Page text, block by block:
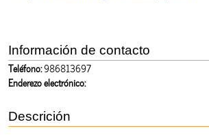
Información de contacto
Teléfono:986813697
Enderezo electrónico:
Descrición